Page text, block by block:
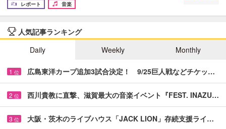
レポート
音楽
人気記事ランキング
Daily
Weekly Monthly
1 位 広島東洋カープ追加3試合決定！ 9/25巨人戦などチケッ…
2 位 西川貴教に直撃、滋賀最大の音楽イベント『FEST. INAZU…
3 位 大阪・茨木のライブハウス「JACK LION」存続支援ライ…